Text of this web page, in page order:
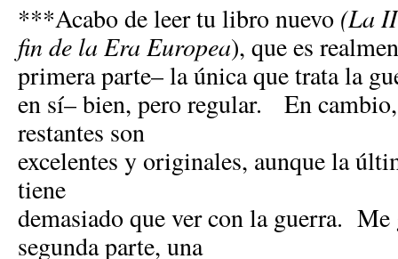
***Acabo de leer tu libro nuevo (La
fin de la Era Europea), que es
primera parte– la única que trata la
en sí– bien, pero regular. En
restantes son
excelentes y originales, aunque la
tiene
demasiado que ver con la guerra.
segunda parte, una